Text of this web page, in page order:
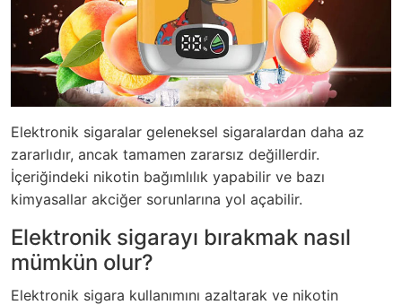
Elektronik sigaralar geleneksel sigaralardan daha az
zararlıdır, ancak tamamen zararsız değillerdir.
İçeriğindeki nikotin bağımlılık yapabilir ve bazı
kimyasallar akciğer sorunlarına yol açabilir.
Elektronik sigarayı bırakmak nasıl
mümkün olur?
Elektronik sigara kullanımını azaltarak ve nikotin